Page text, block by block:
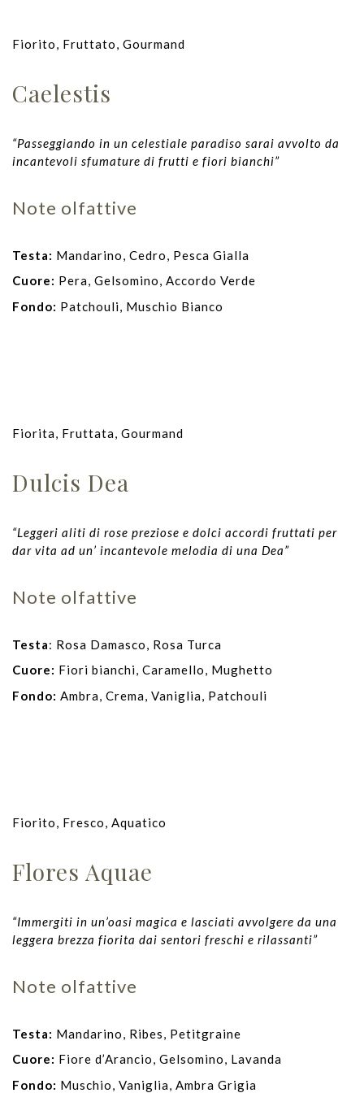
Fiorito, Fruttato, Gourmand
Caelestis
“Passeggiando in un celestiale paradiso sarai avvolto da
incantevoli sfumature di frutti e fiori bianchi”
Note olfattive
Testa: Mandarino, Cedro, Pesca Gialla
Cuore: Pera, Gelsomino, Accordo Verde
Fondo: Patchouli, Muschio Bianco
Fiorita, Fruttata, Gourmand
Dulcis Dea
“Leggeri aliti di rose preziose e dolci accordi fruttati per
dar vita ad un’ incantevole melodia di una Dea”
Note olfattive
Testa: Rosa Damasco, Rosa Turca
Cuore: Fiori bianchi, Caramello, Mughetto
Fondo: Ambra, Crema, Vaniglia, Patchouli
Fiorito, Fresco, Aquatico
Flores Aquae
“Immergiti in un’oasi magica e lasciati avvolgere da una
leggera brezza fiorita dai sentori freschi e rilassanti”
Note olfattive
Testa: Mandarino, Ribes, Petitgraine
Cuore: Fiore d’Arancio, Gelsomino, Lavanda
Fondo: Muschio, Vaniglia, Ambra Grigia